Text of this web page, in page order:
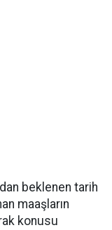
beklenen tarih
maaşların
konusu